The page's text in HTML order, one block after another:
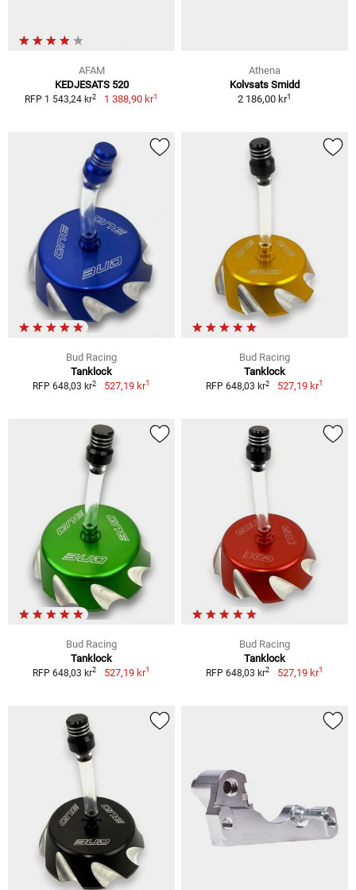
AFAM
KEDJESATS 520
RFP 1 543,24 kr2 1 388,90 kr1
Athena
Kolvsats Smidd
2 186,00 kr1
Bud Racing
Tanklock
RFP 648,03 kr2 527,19 kr1
Bud Racing
Tanklock
RFP 648,03 kr2 527,19 kr1
Bud Racing
Tanklock
RFP 648,03 kr2 527,19 kr1
Bud Racing
Tanklock
RFP 648,03 kr2 527,19 kr1